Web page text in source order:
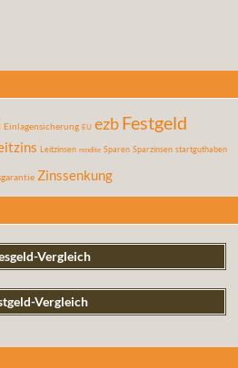
Einlagensicherung EU ezbFestgeld
Leitzinsen rendite Sparen Sparzinsen startguthaben
Zinssenkung
Vergleich
Vergleich